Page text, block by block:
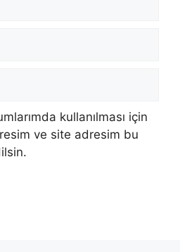
kullanılması için
ve site adresim bu